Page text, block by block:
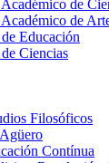
de
de
Educación
Ciencias
Filosóficos
Contínua